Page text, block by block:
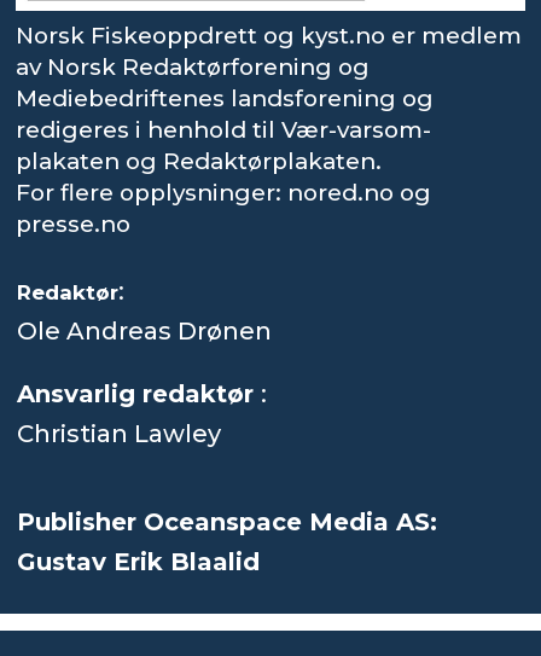
Norsk Fiskeoppdrett og kyst.no er medlem
av Norsk Redaktørforening og
Mediebedriftenes landsforening og
redigeres i henhold til Vær-varsom-
plakaten og Redaktørplakaten.
For flere opplysninger: nored.no og
presse.no
Redaktør:
Ole Andreas Drønen
Ansvarlig redaktør :
Christian Lawley
Publisher Oceanspace Media AS:
Gustav Erik Blaalid